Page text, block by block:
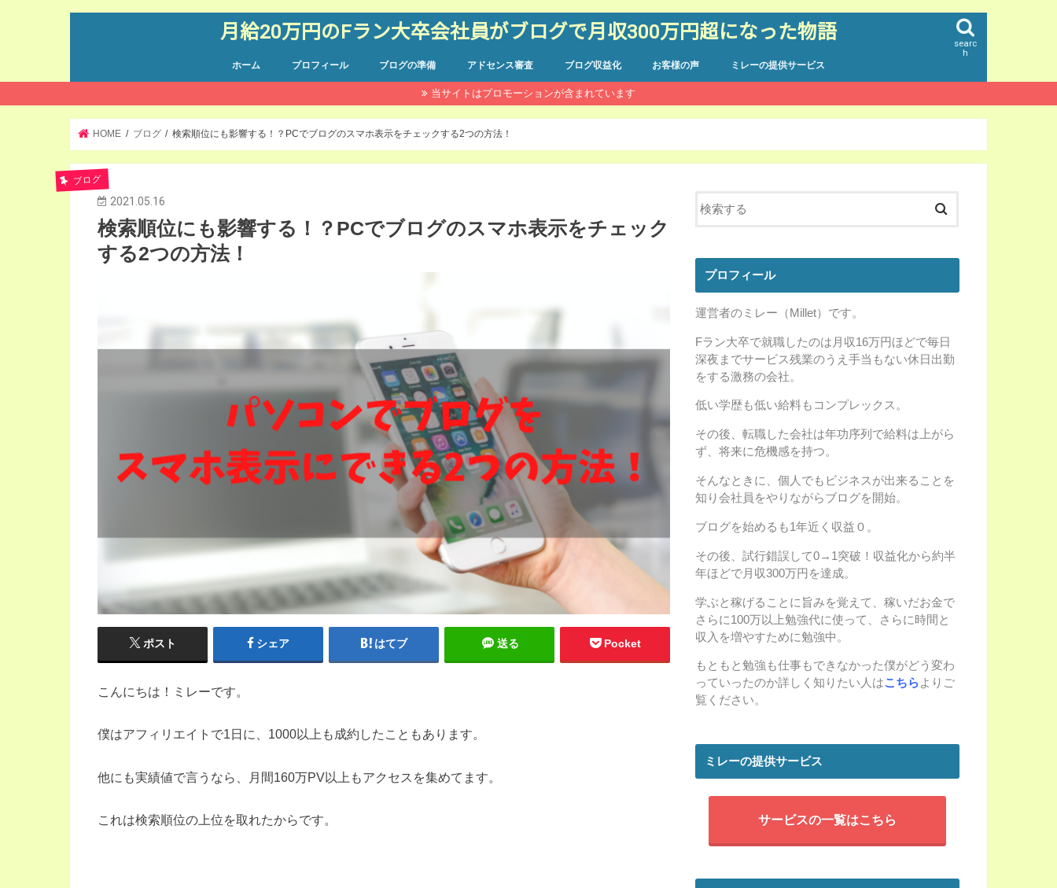
月給20万円のFラン大卒会社員がブログで月収300万円超になった物語
searc
h
ホーム
プロフィール ブログの準備 アドセンス審査 ブログ収益化 お客様の声 ミレーの提供サービス
当サイトはプロモーションが含まれています
HOME ブログ 検索順位にも影響する！？PCでブログのスマホ表示をチェックする2つの方法！
ブログ
2021.05.16
検索順位にも影響する！？PCでブログのスマホ表示をチェック
する2つの方法！
ポスト シェア はてブ 送る Pocket
こんにちは！ミレーです。
僕はアフィリエイトで1日に、1000以上も成約したこともあります。
他にも実績値で言うなら、月間160万PV以上もアクセスを集めてます。
これは検索順位の上位を取れたからです。
プロフィール
運営者のミレー（Millet）です。
Fラン大卒で就職したのは月収16万円ほどで毎日
深夜までサービス残業のうえ手当もない休日出勤
をする激務の会社。
低い学歴も低い給料もコンプレックス。
その後、転職した会社は年功序列で給料は上がら
ず、将来に危機感を持つ。
そんなときに、個人でもビジネスが出来ることを
知り会社員をやりながらブログを開始。
ブログを始めるも1年近く収益０。
その後、試行錯誤して0→1突破！収益化から約半
年ほどで月収300万円を達成。
学ぶと稼げることに旨みを覚えて、稼いだお金で
さらに100万以上勉強代に使って、さらに時間と
収入を増やすために勉強中。
もともと勉強も仕事もできなかった僕がどう変わ
っていったのか詳しく知りたい人はこちらよりご
覧ください。
ミレーの提供サービス
サービスの一覧はこちら